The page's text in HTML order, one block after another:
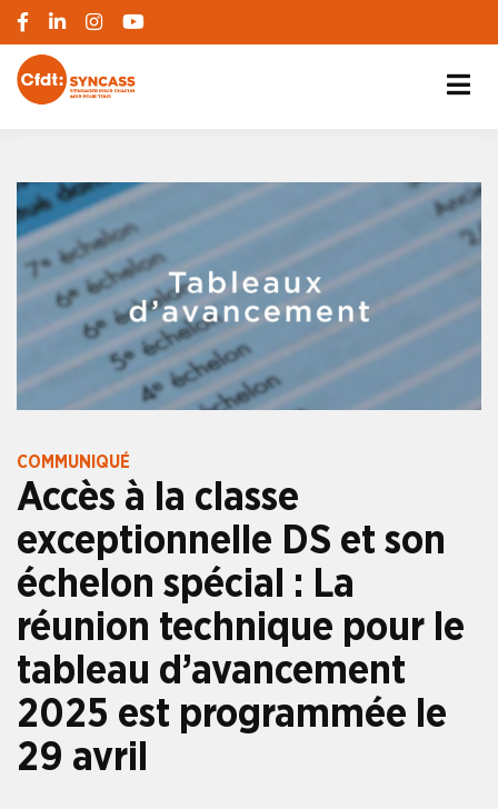
COMMUNIQUÉ
Accès à la classe
exceptionnelle DS et son
échelon spécial : La
réunion technique pour le
tableau d’avancement
2025 est programmée le
29 avril